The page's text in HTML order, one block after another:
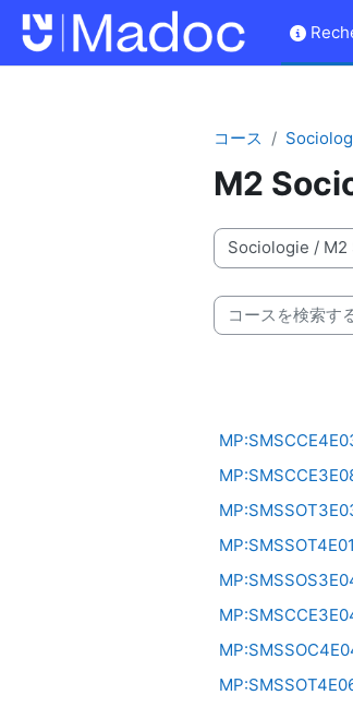
メインコンテンツへスキップする
コース
M2
コースカテゴリ
コースを検索する